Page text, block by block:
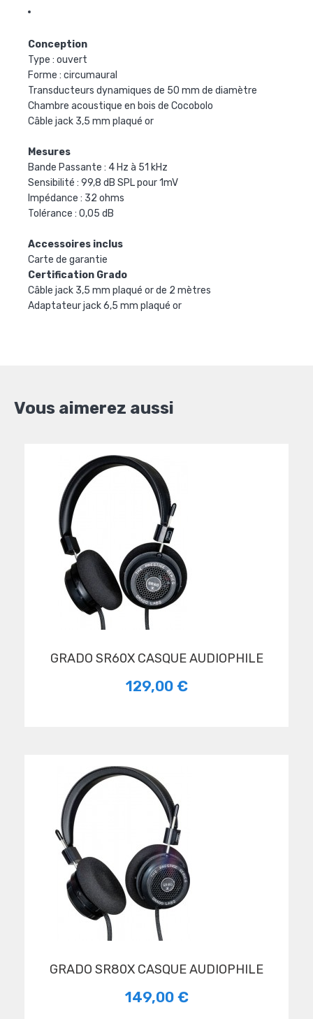
Conception
Type : ouvert
Forme : circumaural
Transducteurs dynamiques de 50 mm de diamètre
Chambre acoustique en bois de Cocobolo
Câble jack 3,5 mm plaqué or
Mesures
Bande Passante : 4 Hz à 51 kHz
Sensibilité : 99,8 dB SPL pour 1mV
Impédance : 32 ohms
Tolérance : 0,05 dB
Accessoires inclus
Carte de garantie
Certification Grado
Câble jack 3,5 mm plaqué or de 2 mètres
Adaptateur jack 6,5 mm plaqué or
Vous aimerez aussi
GRADO SR60X CASQUE AUDIOPHILE
129,00 €
GRADO SR80X CASQUE AUDIOPHILE
149,00 €